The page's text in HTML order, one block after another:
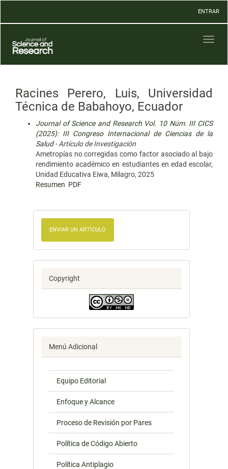
Contenido
Barra
lateral
ENTRAR
Racines Perero, Luis, Universidad
Técnica de Babahoyo, Ecuador
Journal of Science and Research Vol. 10 Núm. III CICS
(2025): III Congreso Internacional de Ciencias de la
Salud- Artículo de Investigación
Ametropías no corregidas como factor asociado al bajo
rendimiento académico en estudiantes en edad escolar,
Unidad Educativa Eiwa, Milagro, 2025
Resumen PDF
ENVIAR UN ARTÍCULO
Copyright
Menú Adicional
Equipo Editorial
Enfoque y Alcance
Proceso de Revisión por Pares
Política de Código Abierto
Política Antiplagio